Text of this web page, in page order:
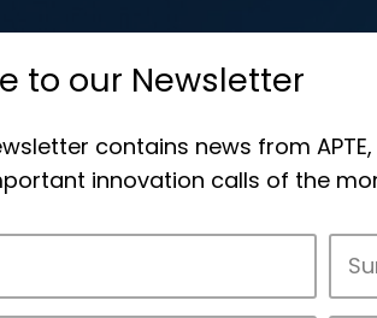
to our Newsletter
contains news from
innovation calls of the